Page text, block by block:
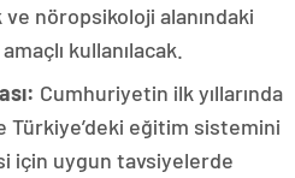
nöropsikoloji alanındaki
kullanılacak.
Cumhuriyetin ilk yıllarında
Türkiye’deki eğitim sistemini
için uygun tavsiyelerde